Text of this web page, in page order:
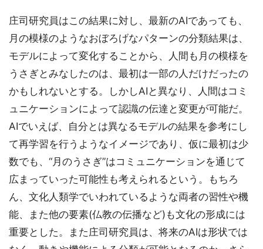
庄司研究員はこの結果に対し、最新のAIであっても、
月の模様のようなおぼろげなパターンの分類結果は、
モデルによって変化することから、人間も月の模様を
うさぎとみなしたのは、最初は一部の人だけだったの
かもしれないとする。しかしAIと異なり、人間はコミ
ュニケーションによって認識の伝達と変更が可能だ。
AIでいえば、自分とは異なるモデルの結果を参考にし
て再学習を行うようなイメージであり、仮に最初は少
数でも、“月のうさぎ”はコミュニケーションを通じて
広まっていった可能性も考えられるという。もちろ
ん、文化人類学でいわれているような両者の習性や機
能、また他の要素(仏教の伝播など)も文化の形成には
重要とした。また庄司研究員は、将来のAIは形状では